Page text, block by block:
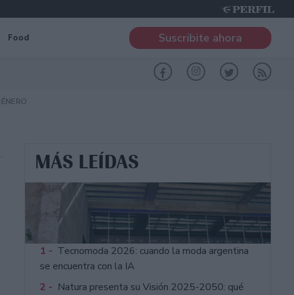
Food Suscribite ahora
MÁS LEÍDAS
1 - Tecnomoda 2026: cuando la moda argentina
se encuentra con la IA
2 - Natura presenta su Visión 2025-2050: qué